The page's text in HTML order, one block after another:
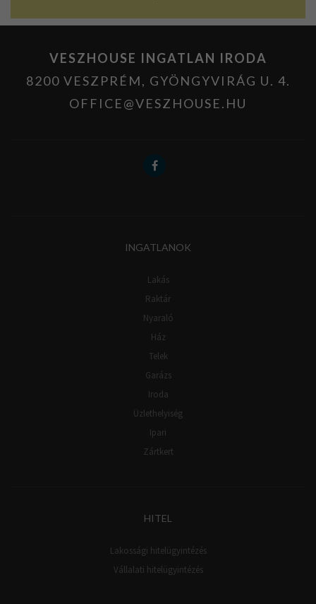
VESZHOUSE INGATLAN IRODA
8200 VESZPRÉM, GYÖNGYVIRÁG U. 4.
OFFICE@VESZHOUSE.HU
INGATLANOK
Lakás
Raktár
Nyaraló
Ház
Telek
Garázs
Iroda
Üzlethelyiség
Ipari
Zártkert
HITEL
Lakossági hitelügyintézés
Vállalati hitelügyintézés